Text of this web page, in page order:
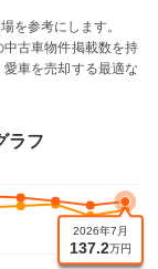
を参考にします。
古車物件掲載数を持
車を売却する最適な
ラフ